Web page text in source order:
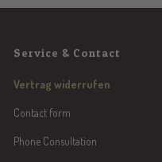
Service & Contact
Vertrag widerrufen
Contact form
Phone Consultation